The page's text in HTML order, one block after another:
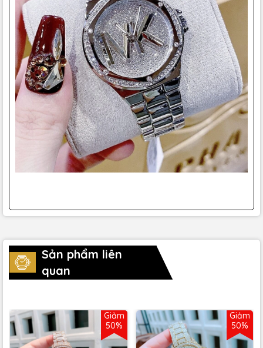
Sản phẩm liên
quan
Giảm
50%
Giảm
50%